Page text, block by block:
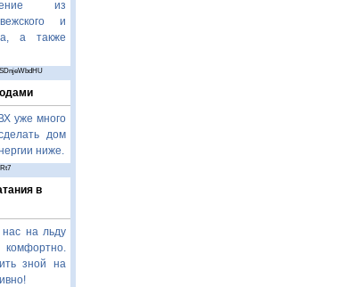
из
и
а также
уже много
дом
ниже.
в
на льду
зной на